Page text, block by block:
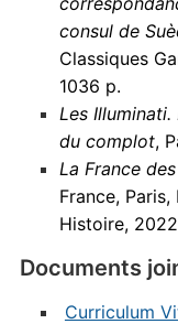
consul de
Classiques
1036 p.
Les
du complot,
La France
France,
Histoire,
Documents
Curriculum